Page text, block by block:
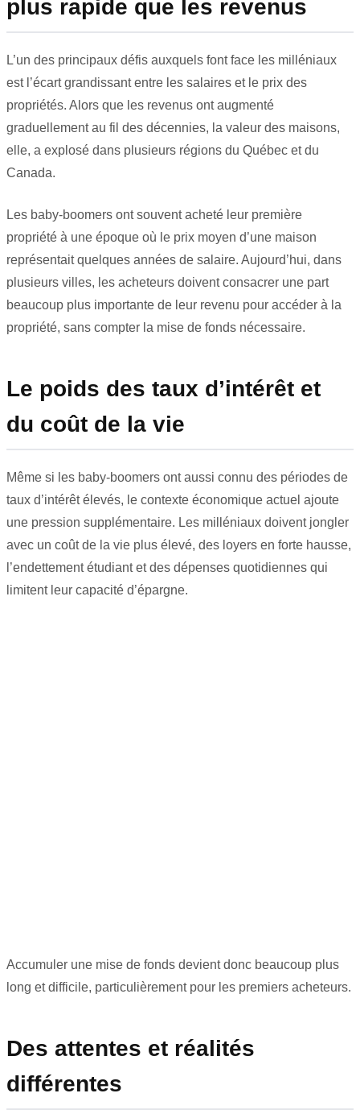
plus rapide que les revenus
L’un des principaux défis auxquels font face les milléniaux
est l’écart grandissant entre les salaires et le prix des
propriétés. Alors que les revenus ont augmenté
graduellement au fil des décennies, la valeur des maisons,
elle, a explosé dans plusieurs régions du Québec et du
Canada.
Les baby-boomers ont souvent acheté leur première
propriété à une époque où le prix moyen d’une maison
représentait quelques années de salaire. Aujourd’hui, dans
plusieurs villes, les acheteurs doivent consacrer une part
beaucoup plus importante de leur revenu pour accéder à la
propriété, sans compter la mise de fonds nécessaire.
Le poids des taux d’intérêt et
du coût de la vie
Même si les baby-boomers ont aussi connu des périodes de
taux d’intérêt élevés, le contexte économique actuel ajoute
une pression supplémentaire. Les milléniaux doivent jongler
avec un coût de la vie plus élevé, des loyers en forte hausse,
l’endettement étudiant et des dépenses quotidiennes qui
limitent leur capacité d’épargne.
Accumuler une mise de fonds devient donc beaucoup plus
long et difficile, particulièrement pour les premiers acheteurs.
Des attentes et réalités
différentes